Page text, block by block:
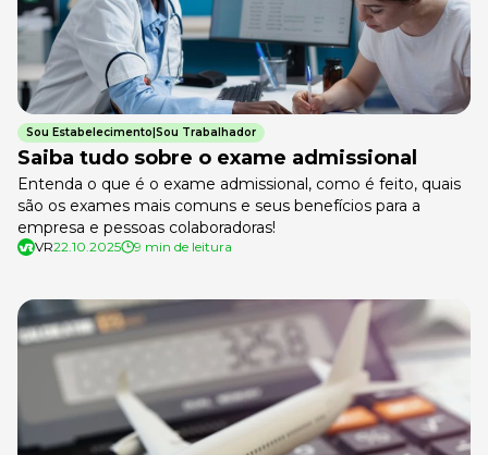
Sou Estabelecimento|Sou Trabalhador
Saiba tudo sobre o exame admissional
Entenda o que é o exame admissional, como é feito, quais
são os exames mais comuns e seus benefícios para a
empresa e pessoas colaboradoras!
VR22.10.2025 9 min de leitura